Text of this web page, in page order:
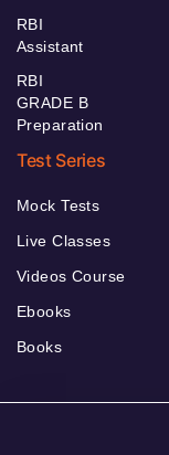
RBI
Assistant
RBI
GRADE B
Preparation
Test Series
Mock Tests
Live Classes
Videos Course
Ebooks
Books